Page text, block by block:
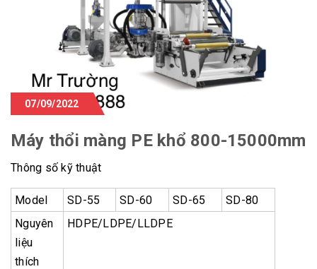
07/09/2022
Máy thổi màng PE khổ 800-15000mm
Thông số kỹ thuật
Model SD-55 SD-60 SD-65
SD-80
Nguyên
liệu
thích
HDPE/LDPE/LLDPE